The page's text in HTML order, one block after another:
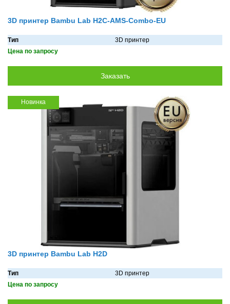
3D принтер Bambu Lab H2C-AMS-Combo-EU
Тип
3D принтер
Цена по запросу
Новинка
3D принтер Bambu Lab H2D
Тип
3D принтер
Цена по запросу